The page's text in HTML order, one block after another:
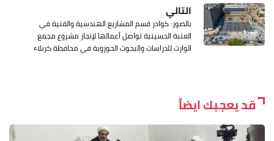
التالي
بالصور: كوادر قسم المشاريع الهندسية والفنية في
العتبة الحسينية تواصل أعمالها لإنجاز مشروع مجمع
الوارث للدراسات والبحوث الحوزوية في محافظة كربلاء
قد يعجبك ايضاً